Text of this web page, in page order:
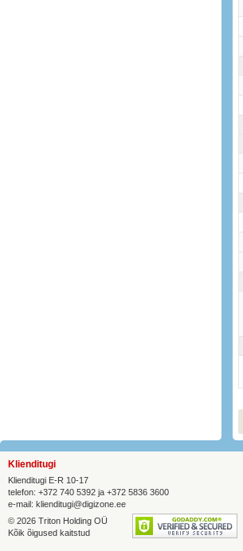
Klienditugi
Klienditugi E-R 10-17
telefon: +372 740 5392 ja +372 5836 3600
e-mail: klienditugi@digizone.ee
© 2026 Triton Holding OÜ
Kõik õigused kaitstud